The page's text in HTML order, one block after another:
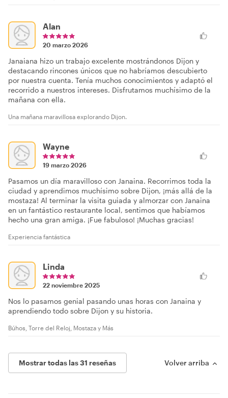
Alan
20 marzo 2026
Janaiana hizo un trabajo excelente mostrándonos Dijon y
destacando rincones únicos que no habríamos descubierto
por nuestra cuenta. Tenía muchos conocimientos y adaptó el
recorrido a nuestros intereses. Disfrutamos muchísimo de la
mañana con ella.
Una mañana maravillosa explorando Dijon.
Wayne
19 marzo 2026
Pasamos un día maravilloso con Janaina. Recorrimos toda la
ciudad y aprendimos muchísimo sobre Dijon, ¡más allá de la
mostaza! Al terminar la visita guiada y almorzar con Janaina
en un fantástico restaurante local, sentimos que habíamos
hecho una gran amiga. ¡Fue fabuloso! ¡Muchas gracias!
Experiencia fantástica
Linda
22 noviembre 2025
Nos lo pasamos genial pasando unas horas con Janaina y
aprendiendo todo sobre Dijon y su historia.
Búhos, Torre del Reloj, Mostaza y Más
Mostrar todas las 31 reseñas Volver arriba